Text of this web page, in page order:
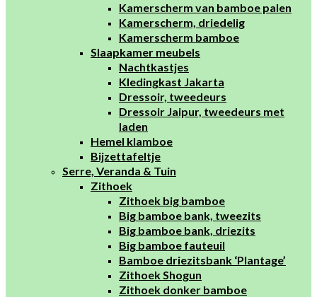
Kamerscherm van bamboe palen
Kamerscherm, driedelig
Kamerscherm bamboe
Slaapkamer meubels
Nachtkastjes
Kledingkast Jakarta
Dressoir, tweedeurs
Dressoir Jaipur, tweedeurs met
laden
Hemel klamboe
Bijzettafeltje
Serre, Veranda & Tuin
Zithoek
Zithoek big bamboe
Big bamboe bank, tweezits
Big bamboe bank, driezits
Big bamboe fauteuil
Bamboe driezitsbank ‘Plantage’
Zithoek Shogun
Zithoek donker bamboe